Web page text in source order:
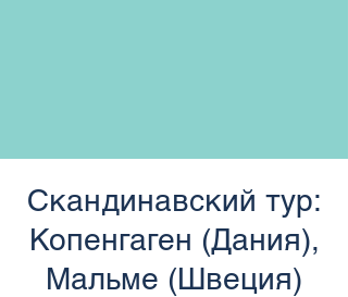
Скандинавский тур:
Копенгаген (Дания),
Мальме (Швеция)